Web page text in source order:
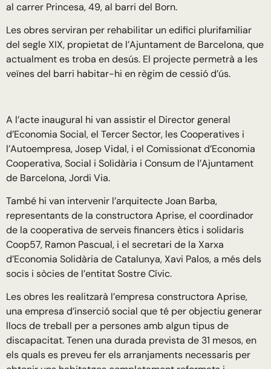
al carrer Princesa, 49, al barri del Born.
Les obres serviran per rehabilitar un edifici plurifamiliar
del segle XIX, propietat de l’Ajuntament de Barcelona, que
actualment es troba en desús. El projecte permetrà a les
veïnes del barri habitar-hi en règim de cessió d’ús.
A l’acte inaugural hi van assistir el Director general
d’Economia Social, el Tercer Sector, les Cooperatives i
l’Autoempresa, Josep Vidal, i el Comissionat d’Economia
Cooperativa, Social i Solidària i Consum de l’Ajuntament
de Barcelona, Jordi Via.
També hi van intervenir l’arquitecte Joan Barba,
representants de la constructora Aprise, el coordinador
de la cooperativa de serveis financers ètics i solidaris
Coop57, Ramon Pascual, i el secretari de la Xarxa
d’Economia Solidària de Catalunya, Xavi Palos, a més dels
socis i sòcies de l’entitat Sostre Cívic.
Les obres les realitzarà l’empresa constructora Aprise,
una empresa d’inserció social que té per objectiu generar
llocs de treball per a persones amb algun tipus de
discapacitat. Tenen una durada prevista de 31 mesos, en
els quals es preveu fer els arranjaments necessaris per